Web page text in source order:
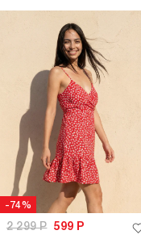
-74%
2 299Р 599 Р